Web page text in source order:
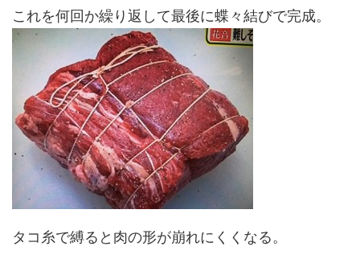
これを何回か繰り返して最後に蝶々結びで完成。
タコ糸で縛ると肉の形が崩れにくくなる。